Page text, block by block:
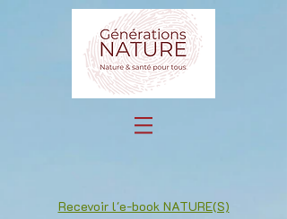
Recevoir l'e-book NATURE(S)